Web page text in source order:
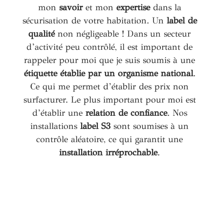
mon savoiret mon expertisedans la
sécurisation de votre habitation. Un label de
qualiténon négligeable ! Dans un secteur
d’activité peu contrôlé, il est important de
rappeler pour moi que je suis soumis à une
étiquette établie par un organisme national.
Ce qui me permet d’établir des prix non
surfacturer. Le plus important pour moi est
d’établir une relation de confiance. Nos
installations label S3 sont soumises à un
contrôle aléatoire, ce qui garantit une
installation irréprochable.